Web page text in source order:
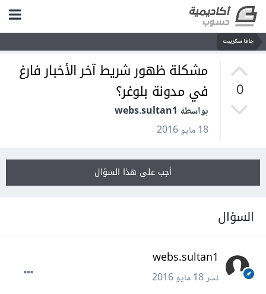
جافا سكريبت
0
مشكلة ظهور شريط آخر الأخبار فارغ
في مدونة بلوغر؟
بواسطة webs.sultan1
18 مايو 2016
أجب على هذا السؤال
السؤال
webs.sultan1
نشر18 مايو 2016